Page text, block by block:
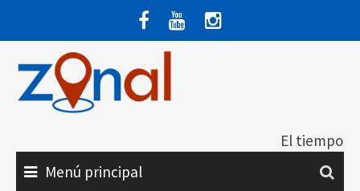
contenido
El tiempo
Menú principal